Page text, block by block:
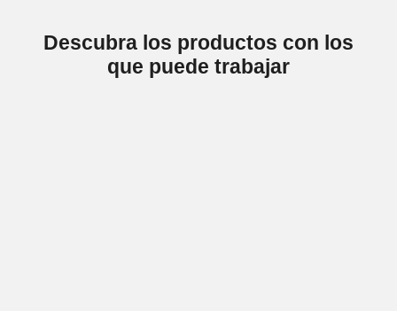
Descubra los productos con los
que puede trabajar